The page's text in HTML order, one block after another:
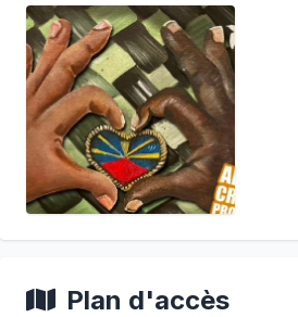
Plan d'accès